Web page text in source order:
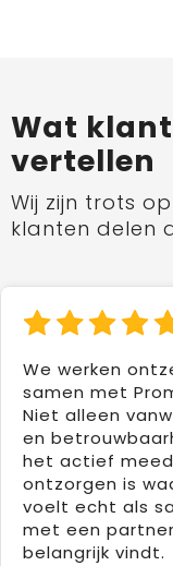
Wat
vertellen
Wij zijn trots
klanten delen
We werken
samen met
Niet alleen
en
het actief
ontzorgen is
voelt echt als
met een
belangrijk vindt.